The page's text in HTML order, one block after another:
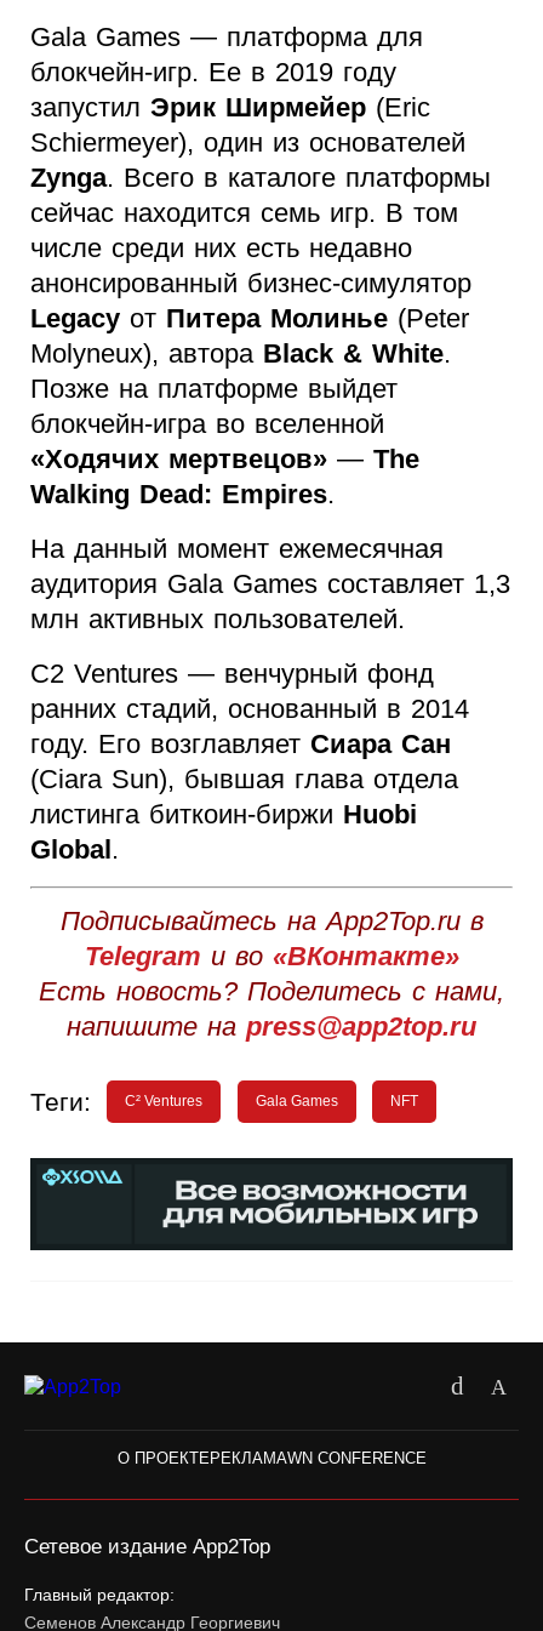
Gala Games — платформа для
блокчейн-игр. Ее в 2019 году
запустил Эрик Ширмейер (Eric
Schiermeyer), один из основателей
Zynga. Всего в каталоге платформы
сейчас находится семь игр. В том
числе среди них есть недавно
анонсированный бизнес-симулятор
Legacy от Питера Молинье (Peter
Molyneux), автора Black & White.
Позже на платформе выйдет
блокчейн-игра во вселенной
«Ходячих мертвецов» — The
Walking Dead: Empires.
На данный момент ежемесячная
аудитория Gala Games составляет 1,3
млн активных пользователей.
C2 Ventures — венчурный фонд
ранних стадий, основанный в 2014
году. Его возглавляет Сиара Сан
(Ciara Sun), бывшая глава отдела
листинга биткоин-биржи Huobi
Global .
Подписывайтесь на App2Top.ru в
Telegram и во «ВКонтакте»
Есть новость? Поделитесь с нами,
напишите на press@app2top.ru
Теги: C² Ventures Gala Games NFT
О ПРОЕКТЕРЕКЛАМАWN CONFERENCE
Сетевое издание App2Top
Главный редактор:
Семенов Александр Георгиевич